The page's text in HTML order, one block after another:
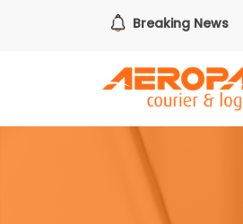
Breaking News
de redimir tus libras de Cash PAQ!